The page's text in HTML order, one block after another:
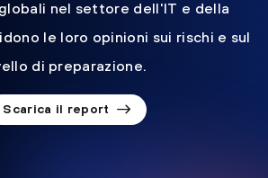
nel settore dell'IT e della
le loro opinioni sui rischi e sul
di preparazione.
Scarica il report